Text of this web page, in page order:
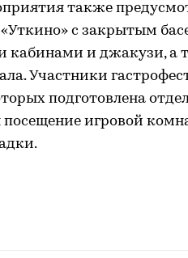
также
«Уткино» с закрытым
кабинами и джакузи, а
Участники
подготовлена
посещение игровой